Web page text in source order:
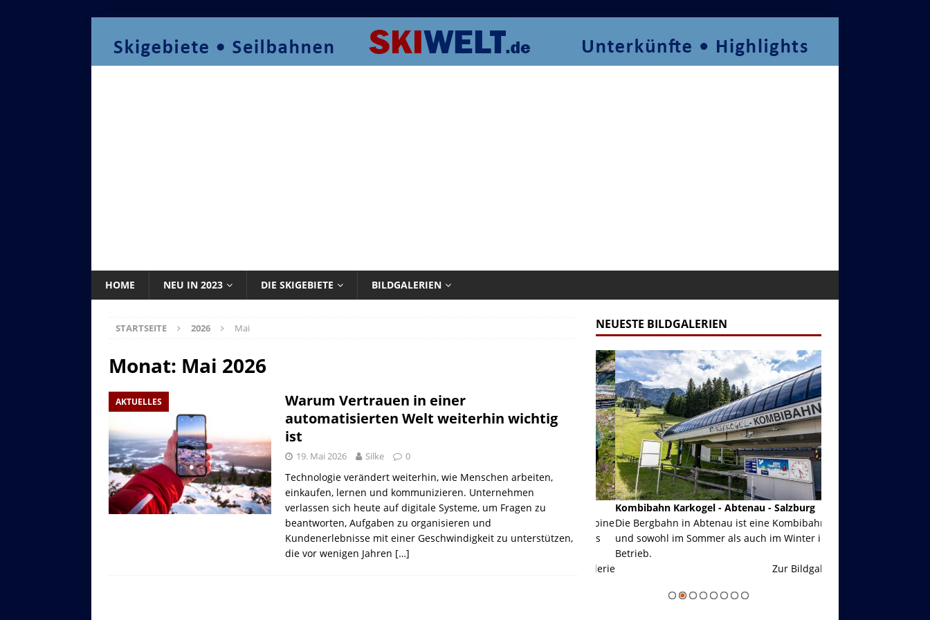
HOME NEU IN 2023 DIE SKIGEBIETE BILDGALERIEN
STARTSEITE 2026 Mai
Monat: Mai 2026
AKTUELLES
Warum Vertrauen in einer
automatisierten Welt weiterhin wichtig
ist
19. Mai 2026 Silke 0
Technologie verändert weiterhin, wie Menschen arbeiten,
einkaufen, lernen und kommunizieren. Unternehmen
verlassen sich heute auf digitale Systeme, um Fragen zu
beantworten, Aufgaben zu organisieren und
Kundenerlebnisse mit einer Geschwindigkeit zu unterstützen,
die vor wenigen Jahren […]
NEUESTE BILDGALERIEN
Alpine Coaster - Imst - Tirol - Bilder
Mehr als 3,5 Kilometer Fahrspaß auf dem Alpine
Coaster in Imst! Hier kannst Du Dir Bilder des
Coasters ansehen.
Kombibahn Karkogel - Abtenau - Salzburg
Die Bergbahn in Abtenau ist eine Kombibahn
und sowohl im Sommer als auch im Winter in
Betrieb.
Zur Bildgalerie
Garmisch-
majestätisch...
Asitzbahn - Leogang - Bilder
Schau Dir hier Bilder der Asitzbahn in Leogang
Zur Bildgalerie